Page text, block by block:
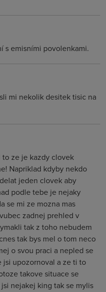
s emisními povolenkami.
mi nekolik desitek tisic na
ze je kazdy clovek
Napriklad kdyby nekdo
jeden clovek aby
podle tebe je nejaky
se mi ze mozna mas
zadnej prehled v
tak z toho nebudem
tak bys mel o tom neco
o svou praci a nepled se
jsi upozornoval a ze ti to
takove situace se
nejakej king tak se mylis